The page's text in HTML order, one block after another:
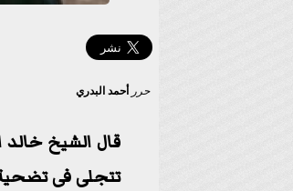
حرر أحمد البدري
قال الشيخ
تتجلى فى تضحية